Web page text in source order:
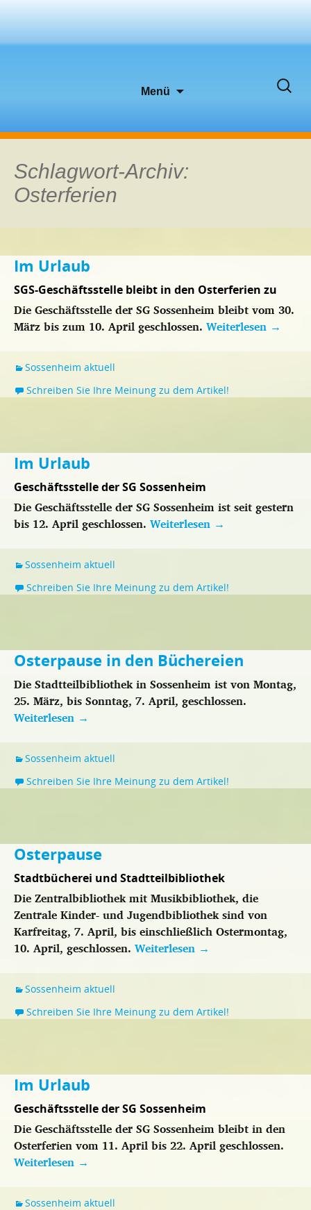
Menü
Suchen
Schlagwort-Archiv:
Osterferien
Im Urlaub
SGS-Geschäftsstelle bleibt in den Osterferien zu
Die Geschäftsstelle der SG Sossenheim bleibt vom 30.
März bis zum 10. April geschlossen. Weiterlesen →
Sossenheim aktuell
Schreiben Sie Ihre Meinung zu dem Artikel!
Im Urlaub
Geschäftsstelle der SG Sossenheim
Die Geschäftsstelle der SG Sossenheim ist seit gestern
bis 12. April geschlossen. Weiterlesen →
Sossenheim aktuell
Schreiben Sie Ihre Meinung zu dem Artikel!
Osterpause in den Büchereien
Die Stadtteilbibliothek in Sossenheim ist von Montag,
25. März, bis Sonntag, 7. April, geschlossen.
Weiterlesen →
Sossenheim aktuell
Schreiben Sie Ihre Meinung zu dem Artikel!
Osterpause
Stadtbücherei und Stadtteilbibliothek
Die Zentralbibliothek mit Musikbibliothek, die
Zentrale Kinder- und Jugendbibliothek sind von
Karfreitag, 7. April, bis einschließlich Ostermontag,
10. April, geschlossen. Weiterlesen →
Sossenheim aktuell
Schreiben Sie Ihre Meinung zu dem Artikel!
Im Urlaub
Geschäftsstelle der SG Sossenheim
Die Geschäftsstelle der SG Sossenheim bleibt in den
Osterferien vom 11. April bis 22. April geschlossen.
Weiterlesen →
Sossenheim aktuell